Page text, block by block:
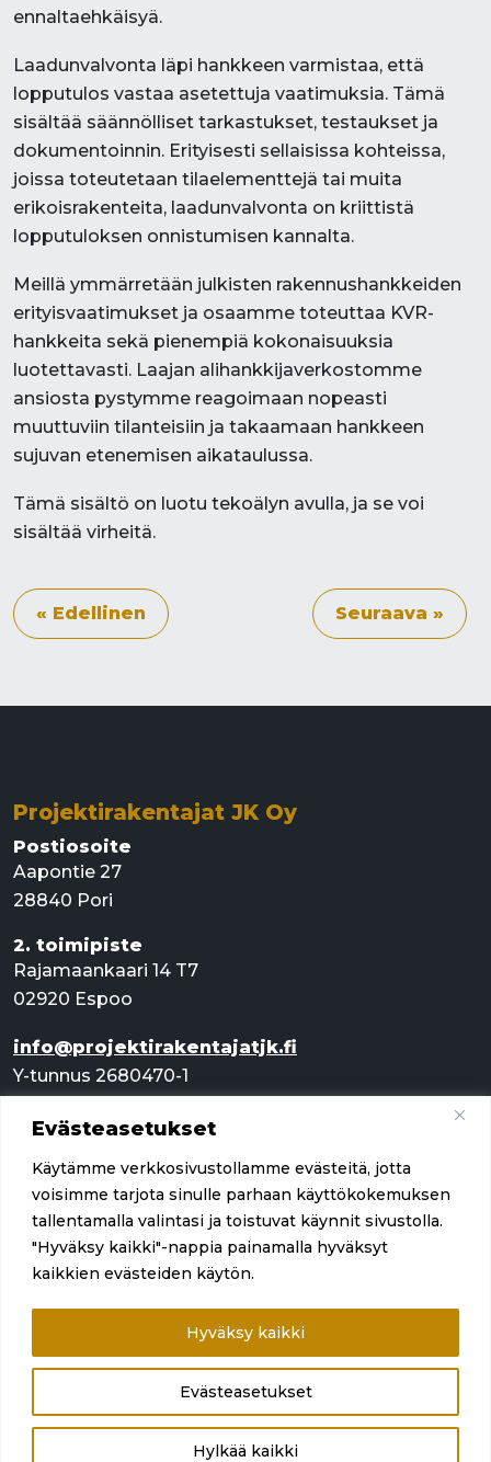
Evästeasetukset
Käytämme verkkosivustollamme evästeitä, jotta
voisimme tarjota sinulle parhaan käyttökokemuksen
tallentamalla valintasi ja toistuvat käynnit sivustolla.
"Hyväksy kaikki"-nappia painamalla hyväksyt
kaikkien evästeiden käytön.
Evästeasetukset
Hylkää kaikki
Hyväksy kaikki
ennaltaehkäisyä.
Laadunvalvonta läpi hankkeen varmistaa, että
lopputulos vastaa asetettuja vaatimuksia. Tämä
sisältää säännölliset tarkastukset, testaukset ja
dokumentoinnin. Erityisesti sellaisissa kohteissa,
joissa toteutetaan tilaelementtejä tai muita
erikoisrakenteita, laadunvalvonta on kriittistä
lopputuloksen onnistumisen kannalta.
Meillä ymmärretään julkisten rakennushankkeiden
erityisvaatimukset ja osaamme toteuttaa KVR-
hankkeita sekä pienempiä kokonaisuuksia
luotettavasti. Laajan alihankkijaverkostomme
ansiosta pystymme reagoimaan nopeasti
muuttuviin tilanteisiin ja takaamaan hankkeen
sujuvan etenemisen aikataulussa.
Tämä sisältö on luotu tekoälyn avulla, ja se voi
sisältää virheitä.
« Edellinen Seuraava »
Projektirakentajat JK Oy
Postiosoite
Aapontie 27
28840 Pori
2. toimipiste
Rajamaankaari 14 T7
02920 Espoo
info@projektirakentajatjk.fi
Y-tunnus 2680470-1
Pikalinkit
Palvelut
Referenssit
Yritys